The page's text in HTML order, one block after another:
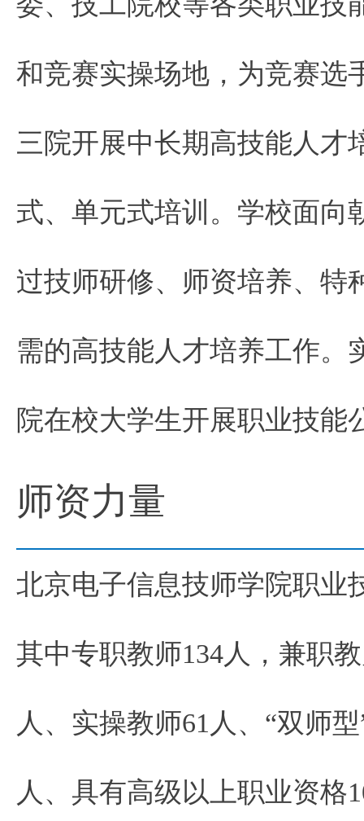
和竞赛实操场地，为竞赛选
三院开展中长期高技能人才
式、单元式培训。学校面向
过技师研修、师资培养、特
需的高技能人才培养工作。
院在校大学生开展职业技能
师资力量
北京电子信息技师学院职业
其中专职教师134人，兼职
人、实操教师61人、“双师
人、具有高级以上职业资格